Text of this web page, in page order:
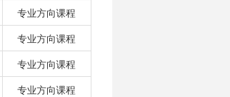
专业方向课程
专业方向课程
专业方向课程
专业方向课程